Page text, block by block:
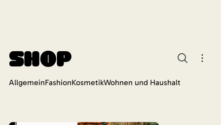
Shop
AllgemeinFashionKosmetikWohnen und Haushalt